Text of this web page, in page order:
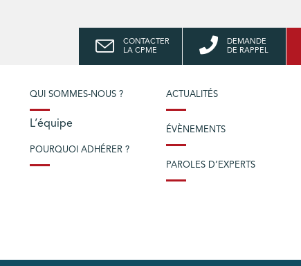
CONTACTER
LA CPME
DEMANDE
DE RAPPEL
QUI SOMMES-NOUS ?
L’équipe
POURQUOI ADHÉRER ?
ACTUALITÉS
ÉVÈNEMENTS
PAROLES D’EXPERTS